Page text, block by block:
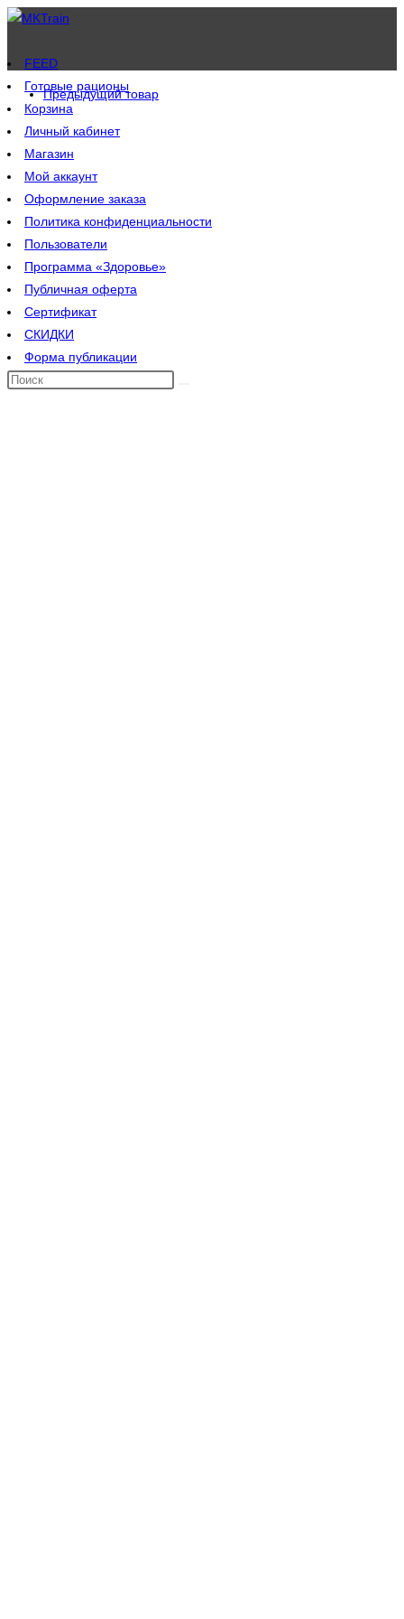
Перейти
содержимому
FEED
Готовые рационы
Корзина
Личный кабинет
Магазин
Мой аккаунт
Оформление заказа
Политика конфиденциальности
Пользователи
Программа «Здоровье»
Публичная оферта
Сертификат
СКИДКИ
Форма публикации
Предыдущий товар